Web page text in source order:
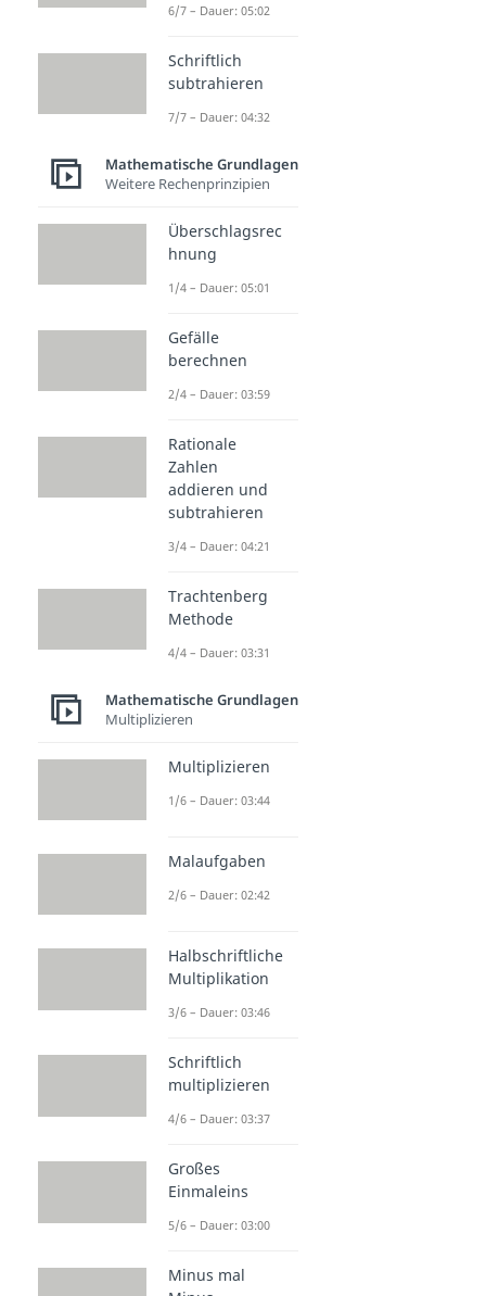
6/7 – Dauer: 05:02
Schriftlich
subtrahieren
7/7 – Dauer: 04:32
Mathematische Grundlagen
Weitere Rechenprinzipien
Überschlagsrec
hnung
1/4 – Dauer: 05:01
Gefälle
berechnen
2/4 – Dauer: 03:59
Rationale
Zahlen
addieren und
subtrahieren
3/4 – Dauer: 04:21
Trachtenberg
Methode
4/4 – Dauer: 03:31
Mathematische Grundlagen
Multiplizieren
Multiplizieren
1/6 – Dauer: 03:44
Malaufgaben
2/6 – Dauer: 02:42
Halbschriftliche
Multiplikation
3/6 – Dauer: 03:46
Schriftlich
multiplizieren
4/6 – Dauer: 03:37
Großes
Einmaleins
5/6 – Dauer: 03:00
Minus mal